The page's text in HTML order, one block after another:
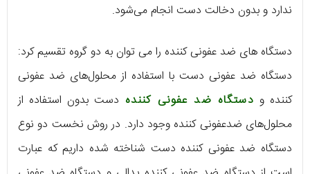
ندارد و بدون دخالت دست انجام می‌شود.
دستگاه های ضد عفونی کننده را می توان به دو گروه تقسیم کرد:
دستگاه ضد عفونی دست با استفاده از محلول‌های ضد عفونی
کننده و دستگاه ضد عفونی کننده دست بدون استفاده از
محلول‌های ضدعفونی کننده وجود دارد. در روش نخست دو نوع
دستگاه ضد عفونی کننده دست شناخته شده داریم که عبارت